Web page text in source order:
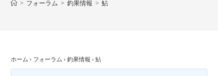
> フォーラム > 釣果情報 > 鮎
ホーム › フォーラム › 釣果情報 › 鮎